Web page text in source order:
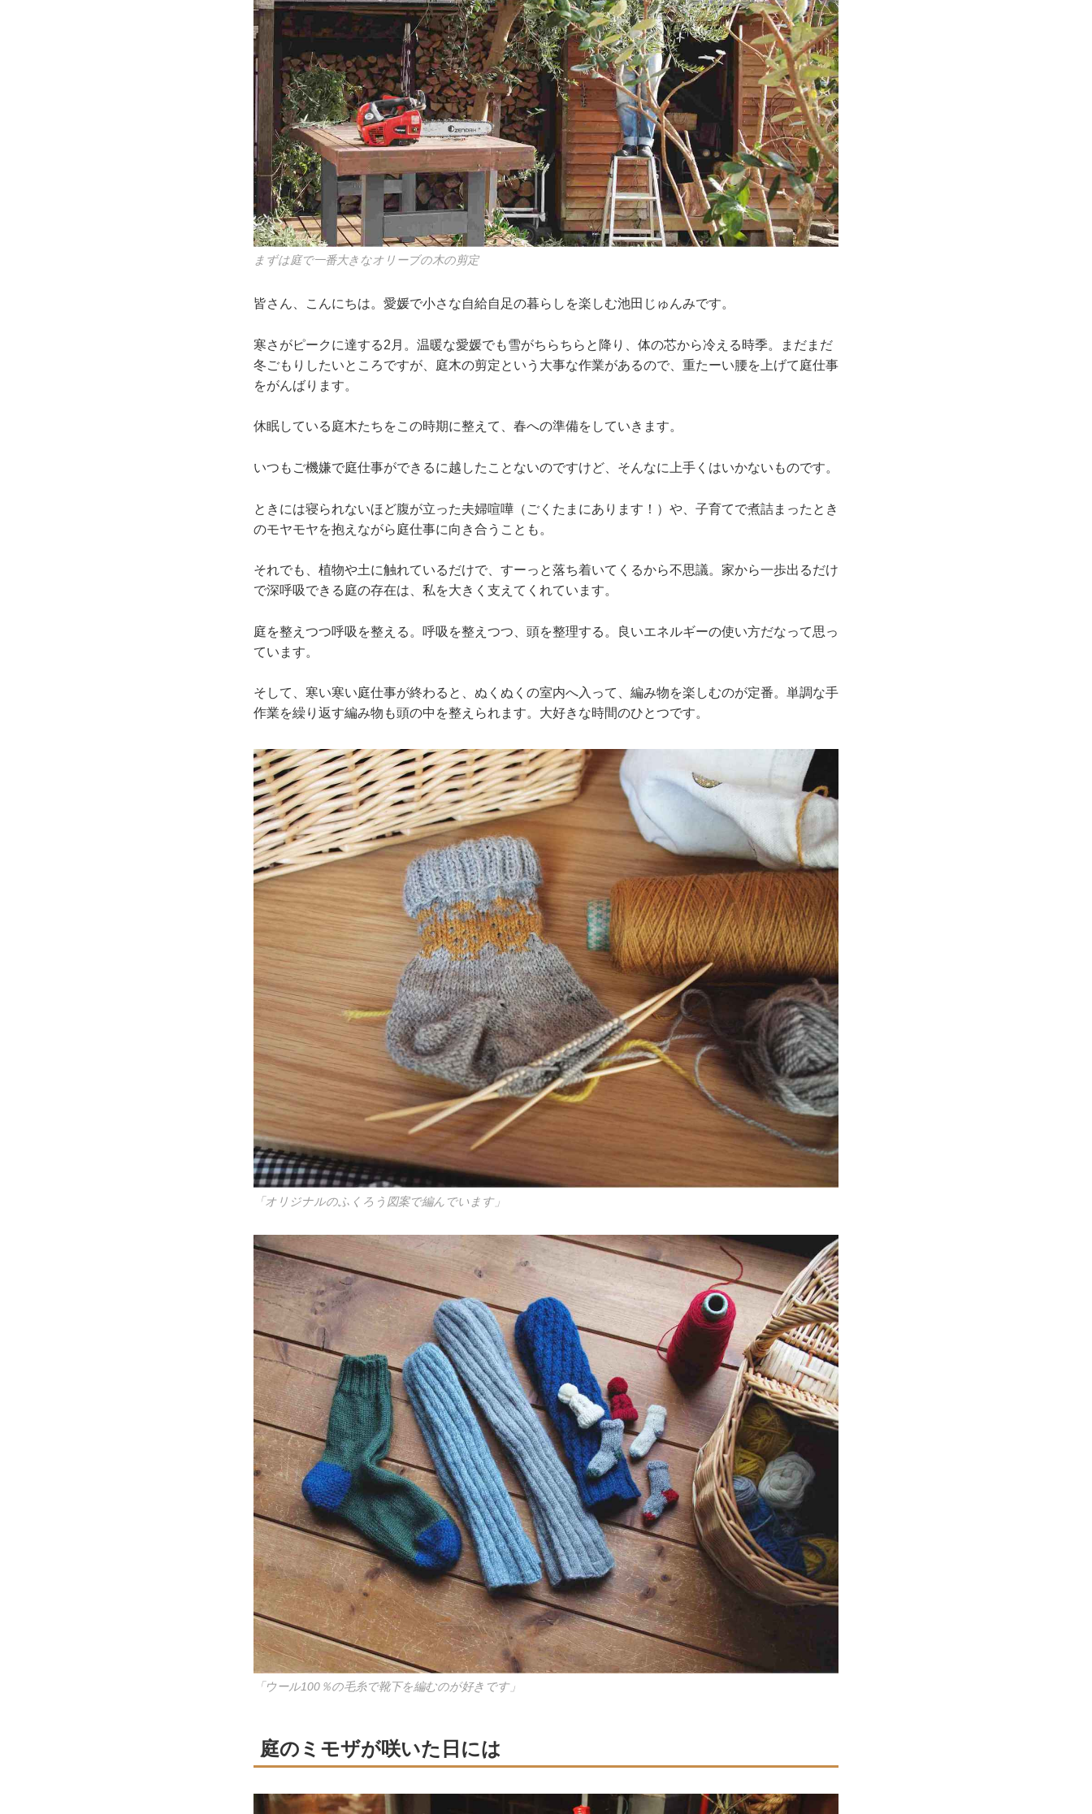
まずは庭で一番大きなオリーブの木の剪定
皆さん、こんにちは。愛媛で小さな自給自足の暮らしを楽しむ池田じゅんみです。
寒さがピークに達する2月。温暖な愛媛でも雪がちらちらと降り、体の芯から冷える時季。まだまだ
冬ごもりしたいところですが、庭木の剪定という大事な作業があるので、重たーい腰を上げて庭仕事
をがんばります。
休眠している庭木たちをこの時期に整えて、春への準備をしていきます。
いつもご機嫌で庭仕事ができるに越したことないのですけど、そんなに上手くはいかないものです。
ときには寝られないほど腹が立った夫婦喧嘩（ごくたまにあります！）や、子育てで煮詰まったとき
のモヤモヤを抱えながら庭仕事に向き合うことも。
それでも、植物や土に触れているだけで、すーっと落ち着いてくるから不思議。家から一歩出るだけ
で深呼吸できる庭の存在は、私を大きく支えてくれています。
庭を整えつつ呼吸を整える。呼吸を整えつつ、頭を整理する。良いエネルギーの使い方だなって思っ
ています。
そして、寒い寒い庭仕事が終わると、ぬくぬくの室内へ入って、編み物を楽しむのが定番。単調な手
作業を繰り返す編み物も頭の中を整えられます。大好きな時間のひとつです。
「オリジナルのふくろう図案で編んでいます」
「ウール100％の毛糸で靴下を編むのが好きです」
庭のミモザが咲いた日には